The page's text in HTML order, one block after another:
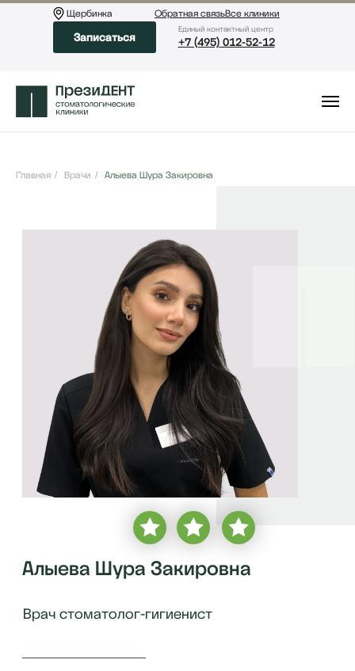
Обратная связьВсе клиники
Eдиный контактный центр
+7 (495) 012-52-12
Щербинка
Записаться
Главная / Врачи / Алыева Шура Закировна
Алыева Шура Закировна
500 пациентов
Врач стоматолог-гигиенист
бесплатная консультация
врачебный стаж с2025